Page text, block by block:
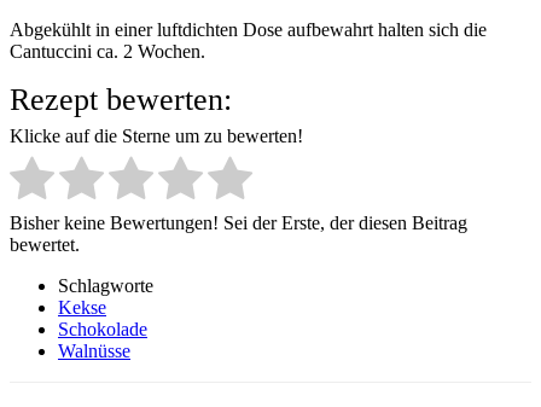
Abgekühlt in einer luftdichten Dose aufbewahrt halten sich die
Cantuccini ca. 2 Wochen.
Rezept bewerten:
Klicke auf die Sterne um zu bewerten!
Bisher keine Bewertungen! Sei der Erste, der diesen Beitrag
bewertet.
Schlagworte
Kekse
Schokolade
Walnüsse